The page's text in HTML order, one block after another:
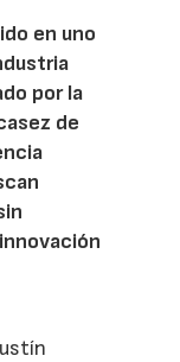
en uno
por la
de